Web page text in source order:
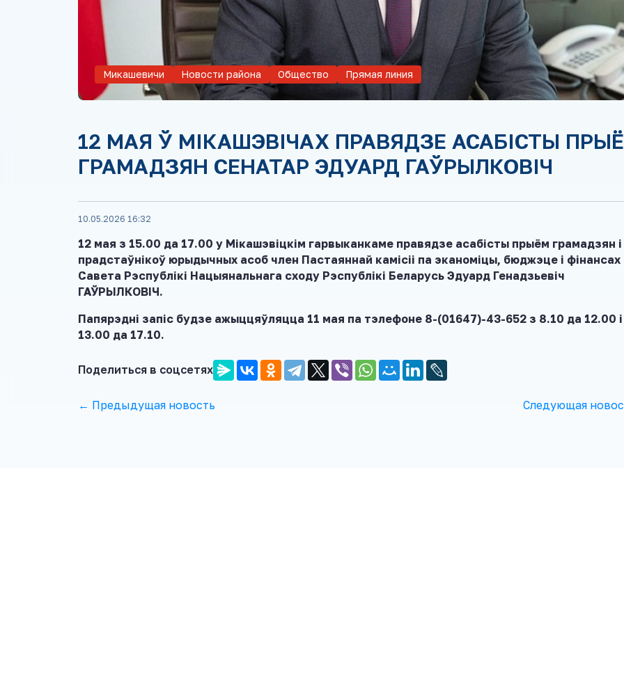
Микашевичи Новости района Общество Прямая линия
12 МАЯ Ў МІКАШЭВІЧАХ ПРАВЯДЗЕ АСАБІСТЫ
ГРАМАДЗЯН СЕНАТАР ЭДУАРД ГАЎРЫЛКОВІЧ
10.05.2026 16:32
12 мая з 15.00 да 17.00 у Мікашэвіцкім гарвыканкаме правядзе асабісты прыём грамадзян і
прадстаўнікоў юрыдычных асоб член Пастаяннай камісіі па эканоміцы, бюджэце і фінансах
Савета Рэспублікі Нацыянальнага сходу Рэспублікі Беларусь Эдуард Генадзьевіч
ГАЎРЫЛКОВІЧ.
Папярэдні запіс будзе ажыццяўляцца 11 мая па тэлефоне 8-(01647)-43-652 з 8.10 да 12.00
13.00 да 17.10.
Поделиться в соцсетях
← Предыдущая новость Следующая